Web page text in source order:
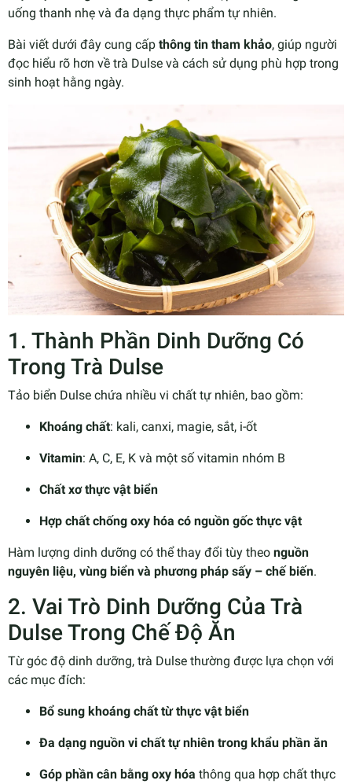
uống thanh nhẹ và đa dạng thực phẩm tự nhiên.
Bài viết dưới đây cung cấp thông tin tham khảo, giúp người
đọc hiểu rõ hơn về trà Dulse và cách sử dụng phù hợp trong
sinh hoạt hằng ngày.
1. Thành Phần Dinh Dưỡng Có
Trong Trà Dulse
Tảo biển Dulse chứa nhiều vi chất tự nhiên, bao gồm:
Khoáng chất: kali, canxi, magie, sắt, i-ốt
Vitamin: A, C, E, K và một số vitamin nhóm B
Chất xơ thực vật biển
Hợp chất chống oxy hóa có nguồn gốc thực vật
Hàm lượng dinh dưỡng có thể thay đổi tùy theo nguồn
nguyên liệu, vùng biển và phương pháp sấy – chế biến.
2. Vai Trò Dinh Dưỡng Của Trà
Dulse Trong Chế Độ Ăn
Từ góc độ dinh dưỡng, trà Dulse thường được lựa chọn với
các mục đích:
Bổ sung khoáng chất từ thực vật biển
Đa dạng nguồn vi chất tự nhiên trong khẩu phần ăn
Góp phần cân bằng oxy hóa thông qua hợp chất thực